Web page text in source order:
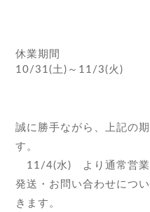
休業期間
10/31(土)～11/3(火)
誠に勝手ながら、上記の
す。
11/4(水) より通常営業
発送・お問い合わせにつ
きます。